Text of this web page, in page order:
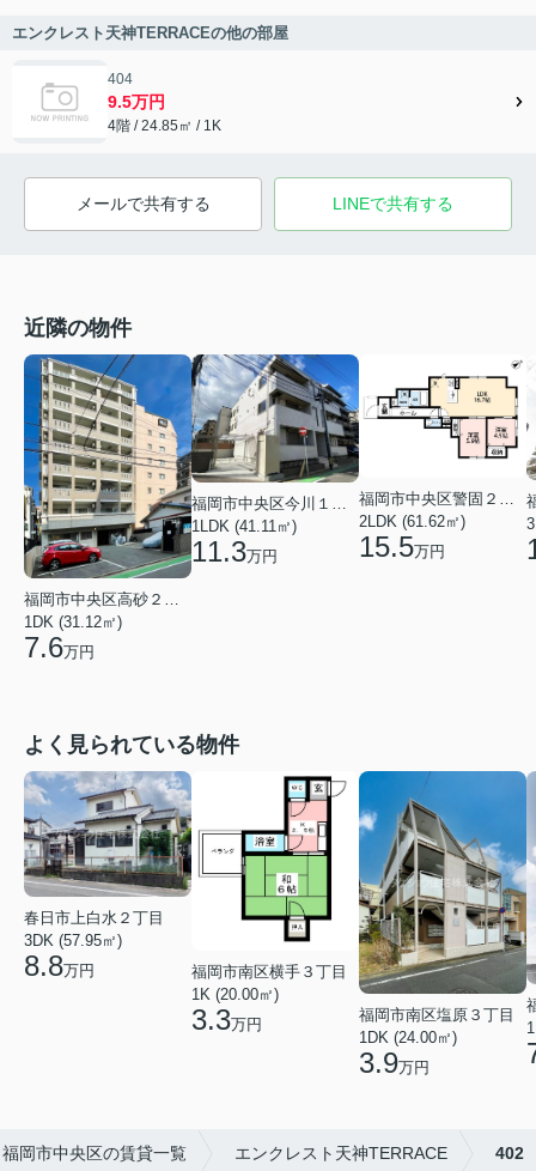
エンクレスト天神TERRACEの他の部屋
404
9.5万円
4階 / 24.85㎡ / 1K
メールで共有する LINEで共有する
近隣の物件
1DK (31.12㎡)
7.6万円
1LDK (41.11㎡)
11.3万円
2LDK (61.62㎡)
15.5万円
よく見られている物件
春日市上白水２丁目
3DK (57.95㎡)
8.8万円
福岡市南区横手３丁目
1K (20.00㎡)
3.3万円
福岡市南区塩原３丁目
1DK (24.00㎡)
3.9万円
福岡市中央区の賃貸一覧 エンクレスト天神TERRACE 402